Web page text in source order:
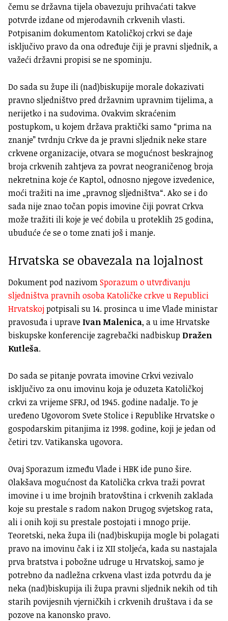
čemu se državna tijela obavezuju prihvaćati takve
potvrde izdane od mjerodavnih crkvenih vlasti.
Potpisanim dokumentom Katoličkoj crkvi se daje
isključivo pravo da ona određuje čiji je pravni sljednik, a
važeći državni propisi se ne spominju.
Do sada su župe ili (nad)biskupije morale dokazivati
pravno sljedništvo pred državnim upravnim tijelima, a
nerijetko i na sudovima. Ovakvim skraćenim
postupkom, u kojem država praktički samo “prima na
znanje” tvrdnju Crkve da je pravni sljednik neke stare
crkvene organizacije, otvara se mogućnost beskrajnog
broja crkvenih zahtjeva za povrat neograničenog broja
nekretnina koje će Kaptol, odnosno njegove izvedenice,
moći tražiti na ime „pravnog sljedništva“. Ako se i do
sada nije znao točan popis imovine čiji povrat Crkva
može tražiti ili koje je već dobila u proteklih 25 godina,
ubuduće će se o tome znati još i manje.
Hrvatska se obavezala na lojalnost
Dokument pod nazivomSporazum o utvrđivanju
sljedništva pravnih osoba Katoličke crkve u Republici
Hrvatskojpotpisali su 14. prosinca u ime Vlade ministar
pravosuđa i uprave Ivan Malenica, a u ime Hrvatske
biskupske konferencije zagrebački nadbiskup Dražen
Kutleša.
Do sada se pitanje povrata imovine Crkvi vezivalo
isključivo za onu imovinu koja je oduzeta Katoličkoj
crkvi za vrijeme SFRJ, od 1945. godine nadalje. To je
uređeno Ugovorom Svete Stolice i Republike Hrvatske o
gospodarskim pitanjima iz 1998. godine, koji je jedan od
četiri tzv. Vatikanska ugovora.
Ovaj Sporazum između Vlade i HBK ide puno šire.
Olakšava mogućnost da Katolička crkva traži povrat
imovine i u ime brojnih bratovština i crkvenih zaklada
koje su prestale s radom nakon Drugog svjetskog rata,
ali i onih koji su prestale postojati i mnogo prije.
Teoretski, neka župa ili (nad)biskupija mogle bi polagati
pravo na imovinu čak i iz XII stoljeća, kada su nastajala
prva bratstva i pobožne udruge u Hrvatskoj, samo je
potrebno da nadležna crkvena vlast izda potvrdu da je
neka (nad)biskupija ili župa pravni sljednik nekih od tih
starih povijesnih vjerničkih i crkvenih društava i da se
pozove na kanonsko pravo.